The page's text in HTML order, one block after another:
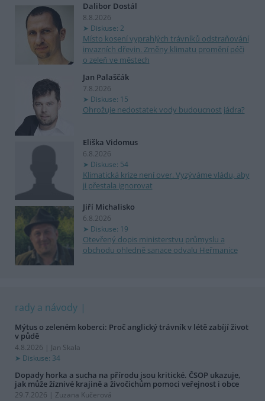
Dalibor Dostál
8.8.2026
Diskuse: 2
Místo kosení vyprahlých trávníků odstraňování
invazních dřevin. Změny klimatu promění péči
o zeleň ve městech
Jan Palaščák
7.8.2026
Diskuse: 15
Ohrožuje nedostatek vody budoucnost jádra?
Eliška Vidomus
6.8.2026
Diskuse: 54
Klimatická krize není over. Vyzýváme vládu, aby
ji přestala ignorovat
Jiří Michalisko
6.8.2026
Diskuse: 19
Otevřený dopis ministerstvu průmyslu a
obchodu ohledně sanace odvalu Heřmanice
rady a návody
Mýtus o zeleném koberci: Proč anglický trávník v létě zabíjí život
v půdě
4.8.2026 | Jan Skala
Diskuse: 34
Dopady horka a sucha na přírodu jsou kritické. ČSOP ukazuje,
jak může žíznivé krajině a živočichům pomoci veřejnost i obce
29.7.2026 | Zuzana Kučerová